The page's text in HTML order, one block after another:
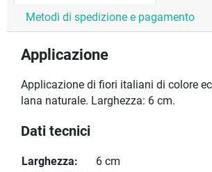
Metodi di spedizione e pagamento
Applicazione
Applicazione di fiori italiani di colore
lana naturale. Larghezza: 6 cm.
Dati tecnici
Larghezza:
6 cm